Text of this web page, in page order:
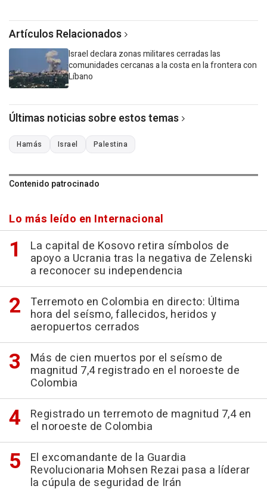
Artículos Relacionados
Israel declara zonas militares cerradas las
comunidades cercanas a la costa en la frontera con
Líbano
Últimas noticias sobre estos temas
Hamás Israel Palestina
Contenido patrocinado
Lo más leído en Internacional
La capital de Kosovo retira símbolos de
apoyo a Ucrania tras la negativa de Zelenski
a reconocer su independencia
Terremoto en Colombia en directo: Última
hora del seísmo, fallecidos, heridos y
aeropuertos cerrados
Más de cien muertos por el seísmo de
magnitud 7,4 registrado en el noroeste de
Colombia
Registrado un terremoto de magnitud 7,4 en
el noroeste de Colombia
El excomandante de la Guardia
Revolucionaria Mohsen Rezai pasa a líderar
la cúpula de seguridad de Irán